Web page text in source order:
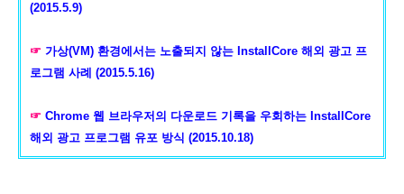
(2015.5.9)
☞ 가상(VM) 환경에서는 노출되지 않는 InstallCore 해외 광고 프
로그램 사례 (2015.5.16)
☞ Chrome 웹 브라우저의 다운로드 기록을 우회하는 InstallCore
해외 광고 프로그램 유포 방식 (2015.10.18)